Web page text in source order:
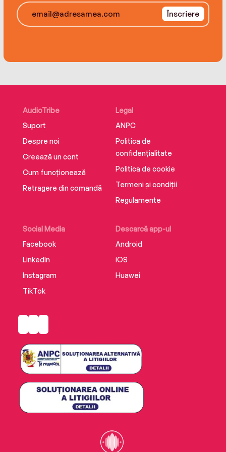
One-click with confidence. This title is part of
Înscriere
AudioTribe
Suport
Despre noi
Creează un cont
Cum funcționează
Retragere din comandă
Social Media
Facebook
LinkedIn
Instagram
TikTok
Descarcă app-ul
Android
iOS
Huawei
Legal
ANPC
Politica de
confidențialitate
Politica de cookie
Termeni și condiții
Regulamente